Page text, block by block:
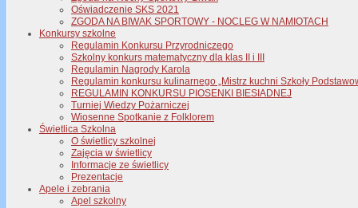
Oświadczenie SKS 2021
ZGODA NA BIWAK SPORTOWY - NOCLEG W NAMIOTACH
Konkursy szkolne
Regulamin Konkursu Przyrodniczego
Szkolny konkurs matematyczny dla klas II i III
Regulamin Nagrody Karola
Regulamin konkursu kulinarnego „Mistrz kuchni Szkoły
REGULAMIN KONKURSU PIOSENKI BIESIADNEJ
Turniej Wiedzy Pożarniczej
Wiosenne Spotkanie z Folklorem
Świetlica Szkolna
O świetlicy szkolnej
Zajęcia w świetlicy
Informacje ze świetlicy
Prezentacje
Apele i zebrania
Apel szkolny